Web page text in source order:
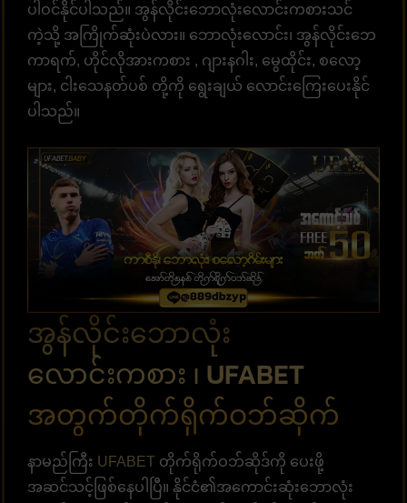
ပါဝင်နိုင်ပါသည်။ အွန်လိုင်းဘောလုံးလောင်းကစားသင်
ကဲ့သို့ အကြိုက်ဆုံးပဲလား။ ဘောလုံးလောင်း၊ အွန်လိုင်းဘေ
ကာရက်, ဟိုင်လိုအားကစား , ဂျားနဂါး, မွေထိုင်း, စလော့
များ, ငါးသေနတ်ပစ် တို့ကို ရွေးချယ် လောင်းကြေးပေးနိုင်
ပါသည်။
အွန်လိုင်းဘောလုံး
လောင်းကစား ၊ UFABET
အတွက်တိုက်ရိုက်ဝဘ်ဆိုက်
နာမည်ကြီး UFABET တိုက်ရိုက်ဝဘ်ဆိုဒ်ကို ပေးဖို့
အဆင်သင့်ဖြစ်နေပါပြီ။ နိုင်ငံ၏အကောင်းဆုံးဘောလုံး